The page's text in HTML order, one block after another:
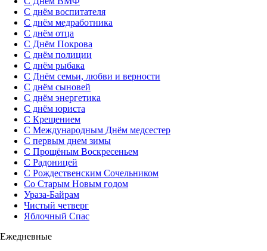
С днём воспитателя
С днём медработника
С днём отца
С Днём Покрова
С днём полиции
С днём рыбака
С Днём семьи, любви и верности
С днём сыновей
С днём энергетика
С днём юриста
С Крещением
С Международным Днём медсестер
С первым днем зимы
С Прощёным Воскресеньем
С Радоницей
С Рождественским Сочельником
Со Старым Новым годом
Ураза-Байрам
Чистый четверг
Яблочный Спас
Ежедневные